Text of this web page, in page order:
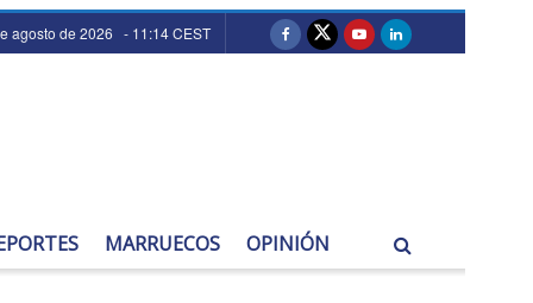
agosto de 2026 - 11:14 CEST
MARRUECOS OPINIÓN